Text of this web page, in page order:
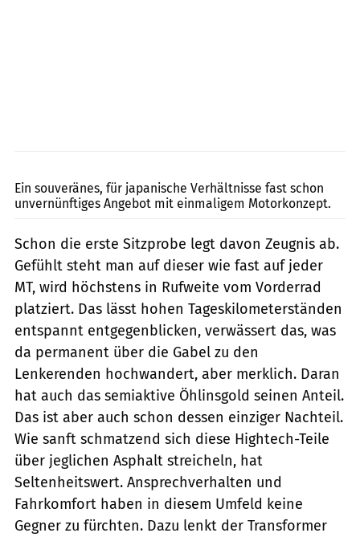
Ein souveränes, für japanische Verhältnisse fast schon
unvernünftiges Angebot mit einmaligem Motorkonzept.
Schon die erste Sitzprobe legt davon Zeugnis ab.
Gefühlt steht man auf dieser wie fast auf jeder
MT, wird höchstens in Rufweite vom Vorderrad
platziert. Das lässt hohen Tageskilometerständen
entspannt entgegenblicken, verwässert das, was
da permanent über die Gabel zu den
Lenkerenden hochwandert, aber merklich. Daran
hat auch das semiaktive Öhlinsgold seinen Anteil.
Das ist aber auch schon dessen einziger Nachteil.
Wie sanft schmatzend sich diese Hightech-Teile
über jeglichen Asphalt streicheln, hat
Seltenheitswert. Ansprechverhalten und
Fahrkomfort haben in diesem Umfeld keine
Gegner zu fürchten. Dazu lenkt der Transformer